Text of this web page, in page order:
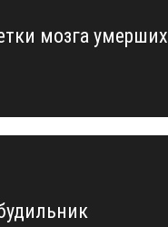
мозга умерших